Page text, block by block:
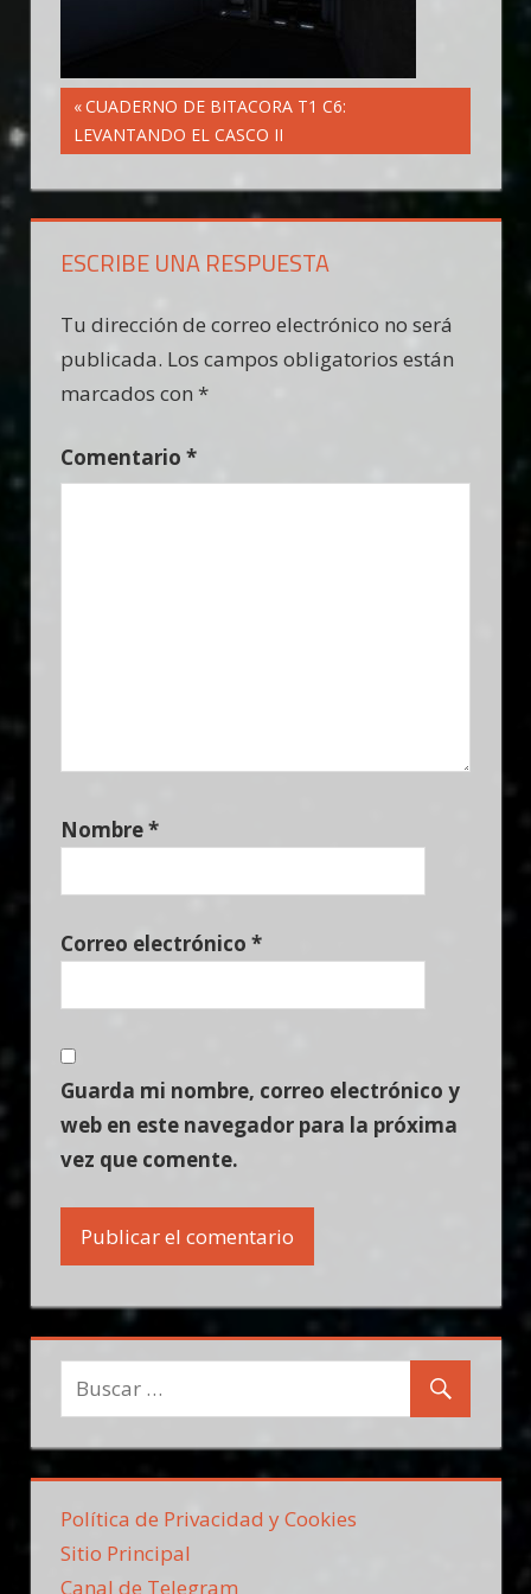
Navegación
de
entradas
Entrada
anterior:
CUADERNO DE BITACORA T1 C6:
LEVANTANDO EL CASCO II
ESCRIBE UNA RESPUESTA
Tu dirección de correo electrónico no será
publicada. Los campos obligatorios están
marcados con *
Comentario *
Nombre*
Correo electrónico *
Guarda mi nombre, correo electrónico y
web en este navegador para la próxima
vez que comente.
Política de Privacidad y Cookies
Sitio Principal
Canal de Telegram